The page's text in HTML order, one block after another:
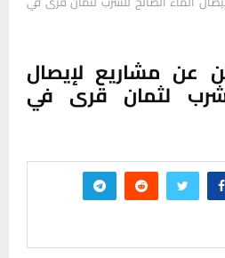
عن مشاريع لإيصال
لثمان قرى في